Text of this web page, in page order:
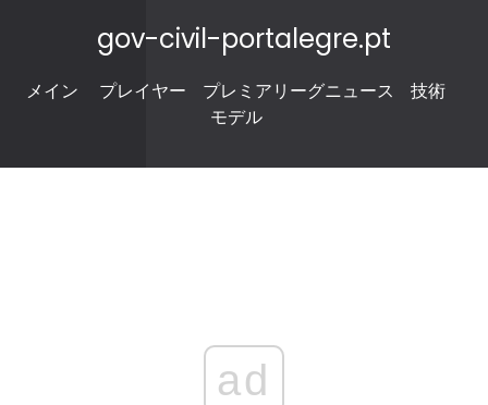
gov-civil-portalegre.pt
メイン プレイヤー プレミアリーグニュース
技術
モデル
ad